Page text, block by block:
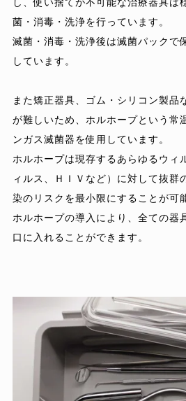
菌・消毒・洗浄を行っています。
滅菌・消毒・洗浄後は滅菌パックで
しています。
また矯正器具、ゴム・シリコン製品
が難しいため、ホルホープという常
ンガス滅菌器を使用しています。
ホルホープは現存するあらゆるウィ
ィルス、ＨＩＶなど）に対して抜群
染のリスクを最小限にすることが可
ホルホープの導入により、全ての器
口に入れることができます。